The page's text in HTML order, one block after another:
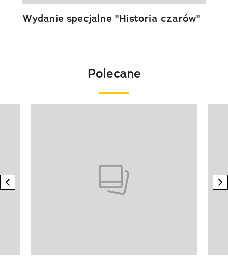
Wydanie specjalne "Historia czarów"
Polecane
previous element